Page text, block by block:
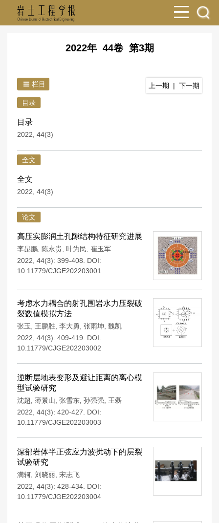
2022年 44卷 第3期
栏目 上一期 | 下一期
目录
目录
2022, 44(3)
全文
全文
2022, 44(3)
论文
高压实膨润土孔隙结构特征研究进展
李昆鹏 陈永贵 叶为民 崔玉军
2022, 44(3): 399-408.
DOI:
10.11779/CJGE202203001
考虑水力耦合的射孔围岩水力压裂破
裂数值模拟方法
张玉 王鹏胜 李大勇 张雨坤 魏凯
2022, 44(3): 409-419.
DOI:
10.11779/CJGE202203002
逆断层地表变形及避让距离的离心模
型试验研究
沈超 薄景山 张雪东 孙强强
王磊
2022, 44(3): 420-427.
DOI:
10.11779/CJGE202203003
深部岩体半正弦应力波扰动下的层裂
试验研究
满轲 刘晓丽 宋志飞
2022, 44(3): 428-434. DOI:
10.11779/CJGE202203004